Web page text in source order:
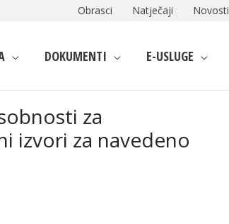
Obrasci Natječaji Novosti
DOKUMENTI E-USLUGE
za
izvori za navedeno